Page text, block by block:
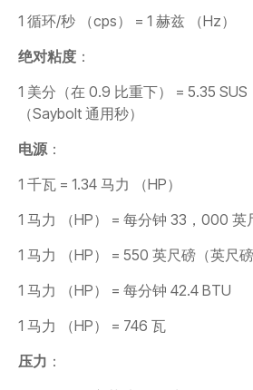
1 循环/秒 （cps） = 1 赫兹 （Hz）
绝对粘度 ：
1 美分（在 0.9 比重下） = 5.35 SUS
（Saybolt 通用秒）
电源：
1 千瓦 = 1.34 马力 （HP）
1 马力 （HP） = 每分钟 33，000 英
1 马力 （HP） = 550 英尺磅（英尺
1 马力 （HP） = 每分钟 42.4 BTU
1 马力 （HP） = 746 瓦
压力 ：